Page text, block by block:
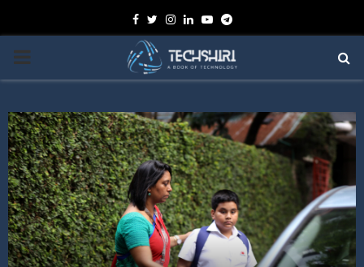
Facebook
TwitterInstagram
Linkedin
YoutubeTelegram
PRIMARY